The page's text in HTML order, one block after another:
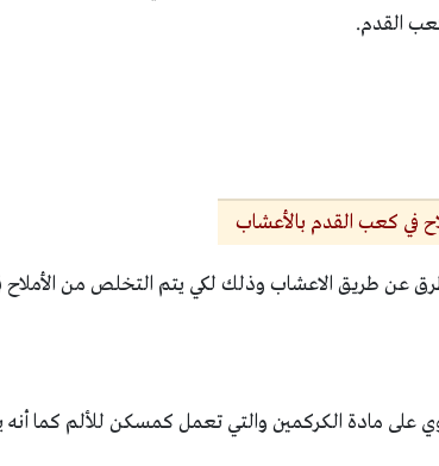
كعب القدم.
في كعب القدم بالأعشاب
عن طريق الاعشاب وذلك لكي يتم التخلص من الأملاح
على مادة الكركمين والتي تعمل كمسكن للألم كما أنه